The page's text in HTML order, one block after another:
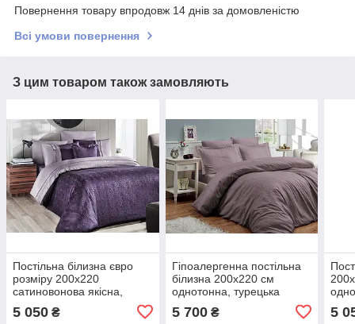
Повернення товару впродовж 14 днів за домовленістю
Всі умови повернення
З цим товаром також замовляють
Постільна білизна євро
розміру 200x220
сатиновонова якісна,
постільна білизна добра
бавовняна Фіолетовий
5 050 ₴
Гіпоалергенна постільна
білизна 200х220 см
однотонна, турецька
постільна білизна Сатин-
Жаккард Фіолетовий
5 700₴ 5